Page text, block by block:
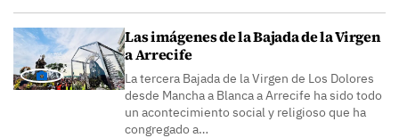
Las imágenes de la Bajada de la Virgen
a Arrecife
La tercera Bajada de la Virgen de Los Dolores
desde Mancha a Blanca a Arrecife ha sido todo
un acontecimiento social y religioso que ha
congregado a…